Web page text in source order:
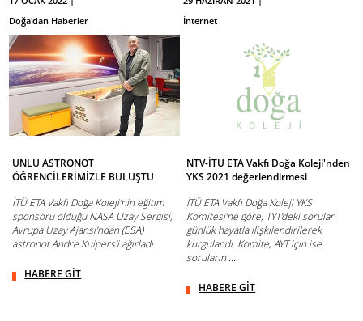
Doğa'dan Haberler
ÜNLÜ ASTRONOT
ÖĞRENCİLERİMİZLE BULUŞTU
İTÜ ETA Vakfı Doğa Koleji’nin eğitim
sponsoru olduğu NASA Uzay Sergisi,
Avrupa Uzay Ajansı'ndan (ESA)
astronot Andre Kuipers'i ağırladı.
HABERE GİT
İnternet
NTV-İTÜ ETA Vakfı Doğa Koleji'nden
YKS 2021 değerlendirmesi
İTÜ ETA Vakfı Doğa Koleji YKS
Komitesi'ne göre, TYT'deki sorular
günlük hayatla ilişkilendirilerek
kurgulandı. Komite, AYT için ise
soruların ...
HABERE GİT